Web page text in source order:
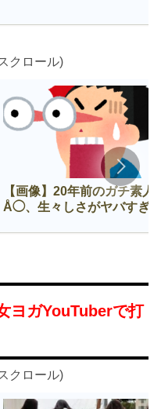
クロール)
【画像】20年前のガチ素人
Å◯、生々しさがヤバすぎ
ヨガYouTuberで打
クロール)